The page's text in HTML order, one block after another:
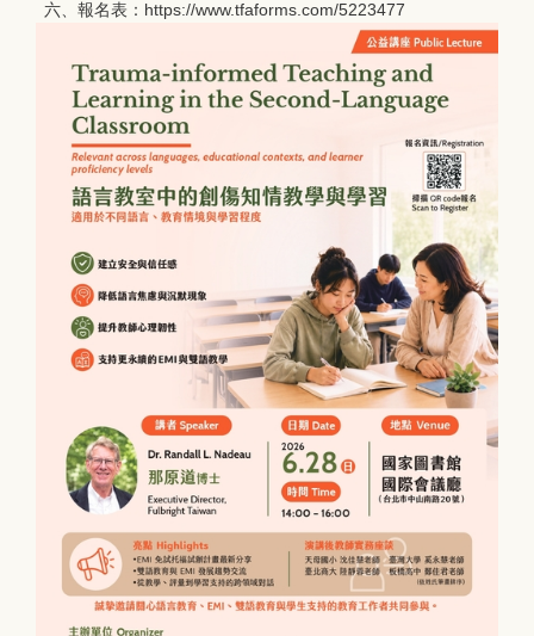
六、報名表：https://www.tfaforms.com/5223477